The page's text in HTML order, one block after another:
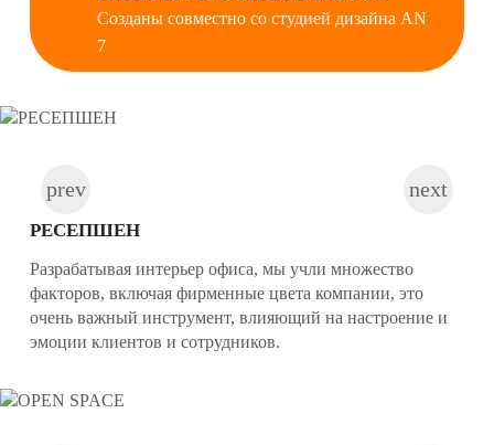
Созданы совместно со студией дизайна AN
7
РЕСЕПШЕН
Разрабатывая интерьер офиса, мы учли множество
факторов, включая фирменные цвета компании, это
очень важный инструмент, влияющий на настроение и
эмоции клиентов и сотрудников.